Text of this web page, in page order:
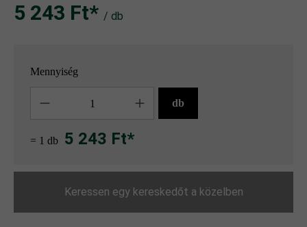
5 243 Ft‎‎‎* / db
Mennyiség
db
= 1 db 5 243 Ft*
Keressen egy kereskedőt a közelben